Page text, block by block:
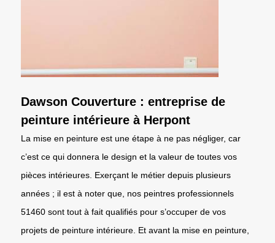
Dawson Couverture : entreprise de
peinture intérieure à Herpont
La mise en peinture est une étape à ne pas négliger, car
c’est ce qui donnera le design et la valeur de toutes vos
pièces intérieures. Exerçant le métier depuis plusieurs
années ; il est à noter que, nos peintres professionnels
51460 sont tout à fait qualifiés pour s’occuper de vos
projets de peinture intérieure. Et avant la mise en peinture,